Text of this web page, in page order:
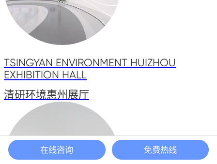
TSINGYAN ENVIRONMENT HUIZHOU
EXHIBITION HALL
清研环境惠州展厅
在线咨询 免费热线